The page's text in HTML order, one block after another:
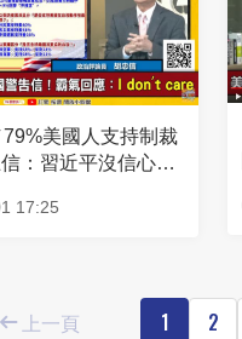
美國人支持制裁
：習近平沒信心成
17:25
上一頁 1 2